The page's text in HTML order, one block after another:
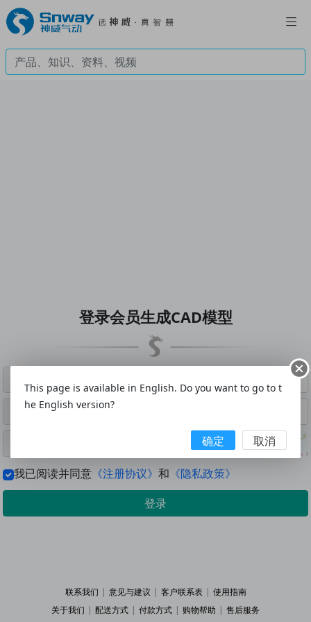
登录会员生成CAD模型
我已阅读并同意 《注册协议》 和 《隐私政策》
登录
联系我们 | 意见与建议 | 客户联系表 | 使用指南
关于我们 | 配送方式 | 付款方式 | 购物帮助 | 售后服务
This page is available in English. Do you want to go to t
he English version?
确定 取消